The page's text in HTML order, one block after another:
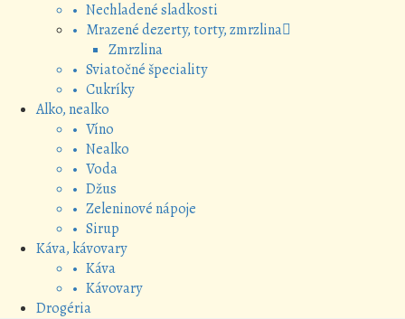
• Nechladené sladkosti
• Mrazené dezerty, torty, zmrzlina
Zmrzlina
• Sviatočné špeciality
• Cukríky
Alko, nealko
• Víno
• Nealko
• Voda
• Džus
• Zeleninové nápoje
• Sirup
Káva, kávovary
• Káva
• Kávovary
Drogéria